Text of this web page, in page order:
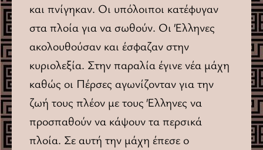
και πνίγηκαν. Οι υπόλοιποι κατέφυγαν
στα πλοία για να σωθούν. Οι Έλληνες
ακολουθούσαν και έσφαζαν στην
κυριολεξία. Στην παραλία έγινε νέα μάχη
καθώς οι Πέρσες αγωνίζονταν για την
ζωή τους πλέον με τους Έλληνες να
προσπαθούν να κάψουν τα περσικά
πλοία. Σε αυτή την μάχη έπεσε ο